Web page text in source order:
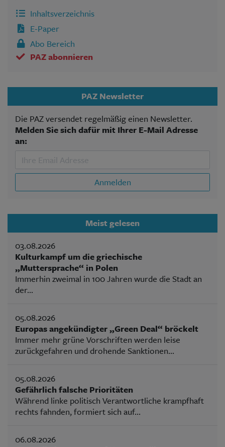
Inhaltsverzeichnis
E-Paper
Abo Bereich
PAZ abonnieren
PAZ Newsletter
Die PAZ versendet regelmäßig einen Newsletter.
Melden Sie sich dafür mit Ihrer E-Mail Adresse
an:
Anmelden
Meist gelesen
03.08.2026
Kulturkampf um die griechische
„Muttersprache“ in Polen
Immerhin zweimal in 100 Jahren wurde die Stadt an
der...
05.08.2026
Europas angekündigter „Green Deal“ bröckelt
Immer mehr grüne Vorschriften werden leise
zurückgefahren und drohende Sanktionen...
05.08.2026
Gefährlich falsche Prioritäten
Während linke politisch Verantwortliche krampfhaft
rechts fahnden, formiert sich auf...
06.08.2026